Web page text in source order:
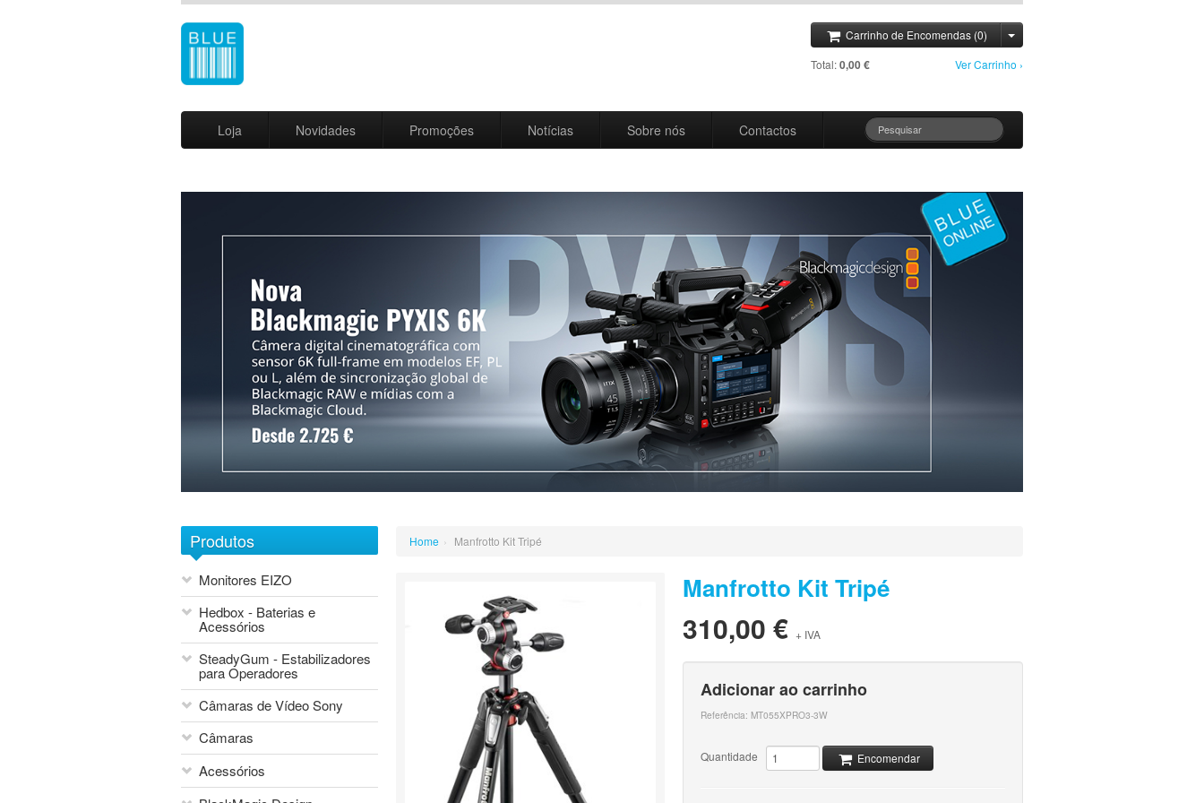
Carrinho de Encomendas (0)
Total:0,00 € Ver Carrinho ›
Loja Novidades Promoções Notícias Sobre nós Contactos
Produtos
Monitores EIZO
Hedbox - Baterias e
Acessórios
SteadyGum - Estabilizadores
para Operadores
Câmaras de Vídeo Sony
Câmaras
Blackmagic Design
Acessórios
Home › Manfrotto Kit Tripé
Manfrotto Kit Tripé
310,00 € + IVA
Adicionar ao carrinho
Referência: MT055XPRO3-3W
Quantidade Encomendar